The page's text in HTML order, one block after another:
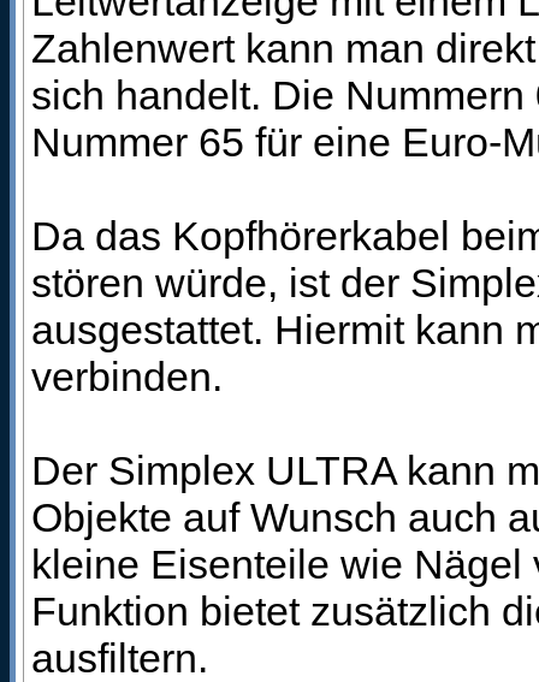
Zahlenwert kann man
sich handelt. Die
Nummer 65 für eine Euro-
Da das Kopfhörerkabel
stören würde, ist der
ausgestattet. Hiermit kann
verbinden.
Der Simplex ULTRA kann
Objekte auf Wunsch auch
kleine Eisenteile wie
Funktion bietet zusätzlich
ausfiltern.